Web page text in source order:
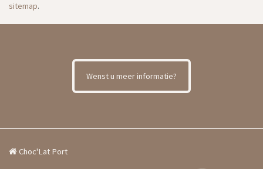
sitemap.
Wenst u meer informatie?
Choc'Lat Port